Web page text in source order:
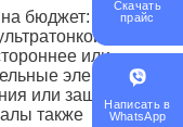
бюджет:
до
или
элементы
или защитные
также
Скачать
прайс
Написать в
WhatsApp